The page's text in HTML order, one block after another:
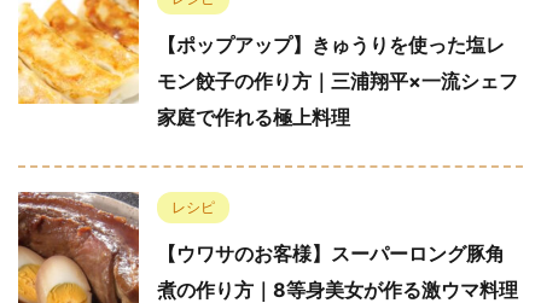
【ポップアップ】きゅうりを使った塩レ
モン餃子の作り方｜三浦翔平×一流シェフ
家庭で作れる極上料理
レシピ
【ウワサのお客様】スーパーロング豚角
煮の作り方｜8等身美女が作る激ウマ料理